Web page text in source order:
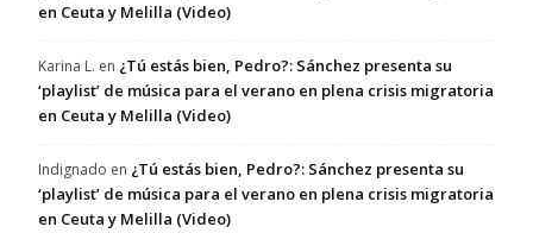
en Ceuta y Melilla (Video)
Karina L. en ¿Tú estás bien, Pedro?: Sánchez presenta su
‘playlist’ de música para el verano en plena crisis migratoria
en Ceuta y Melilla (Video)
Indignado en ¿Tú estás bien, Pedro?: Sánchez presenta su
‘playlist’ de música para el verano en plena crisis migratoria
en Ceuta y Melilla (Video)